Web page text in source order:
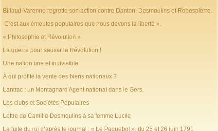
Billaud-Varenne regrette son action contre Danton, Desmoulins et Robespierre.
C’est aux émeutes populaires que nous devons la liberté ».
« Philosophie et Révolution »
La guerre pour sauver la Révolution !
Une nation une et indivisible
À qui profite la vente des biens nationaux ?
Lantrac : un Montagnard Agent national dans le Gers.
Les clubs et Sociétés Populaires
Lettre de Camille Desmoulins à sa femme Lucile
La fuite du roi d’après le journal : « Le Paquebot », du 25 et 26 juin 1791